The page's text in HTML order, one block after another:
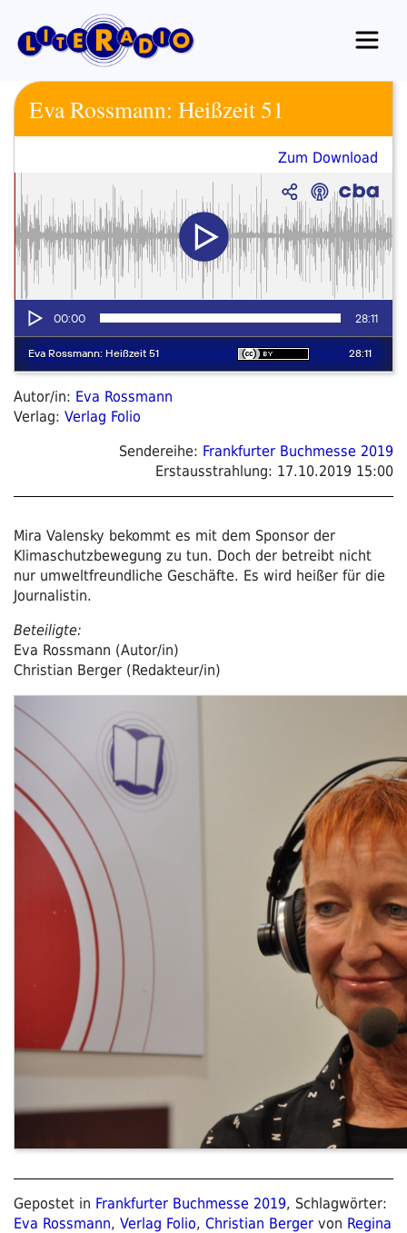
Inhalt
springen
Eva Rossmann: Heißzeit 51
Zum Download
Autor/in: Eva Rossmann
Verlag: Verlag Folio
Sendereihe: Frankfurter Buchmesse 2019
Erstausstrahlung: 17.10.2019 15:00
Mira Valensky bekommt es mit dem Sponsor der
Klimaschutzbewegung zu tun. Doch der betreibt nicht
nur umweltfreundliche Geschäfte. Es wird heißer für die
Journalistin.
Beteiligte:
Eva Rossmann (Autor/in)
Christian Berger (Redakteur/in)
Gepostet in Frankfurter Buchmesse 2019, Schlagwörter:
Eva Rossmann, Verlag Folio, Christian Berger von Regina